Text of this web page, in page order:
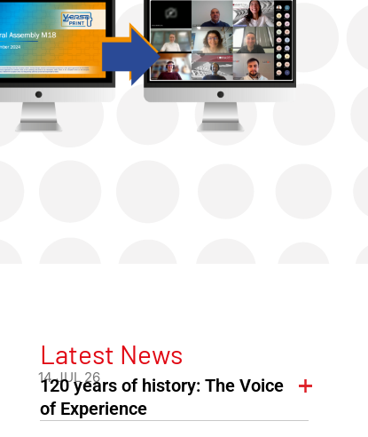
Latest News
14 JUL 26
120 years of history: The Voice
of Experience